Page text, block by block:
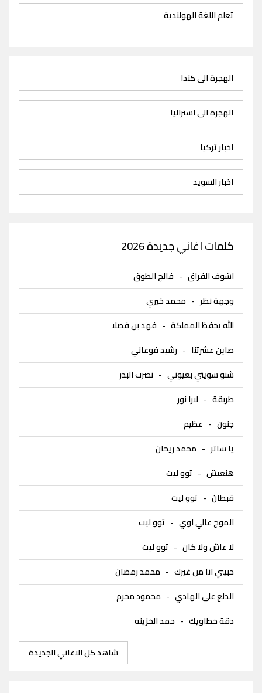
تعلم اللغة الهولندية
الهجرة الى كندا
الهجرة الى استراليا
اخبار تركيا
اخبار السويد
كلمات اغاني جديدة 2026
اشوف الفراق - فالح الطوق
وجهة نظر - محمد خيري
الله يحفظ المملكة - فهد بن فصلا
صاين عشرتنا - رشيد فوعاني
شنو سويتي بعيوني - نصرت البدر
طربقة - لارا نور
جنون - عظيم
يا ساتر - محمد ريحان
هنعيش - توو ليت
قبطان - توو ليت
الموج عالي اوي - توو ليت
لا عاش ولا كان - توو ليت
حبيبي انا من غيرك - محمد رمضان
الدلع على الهادي - محمود محرم
دقة خطاويك - حمد الخزينه
شاهد كل الاغاني الجديدة